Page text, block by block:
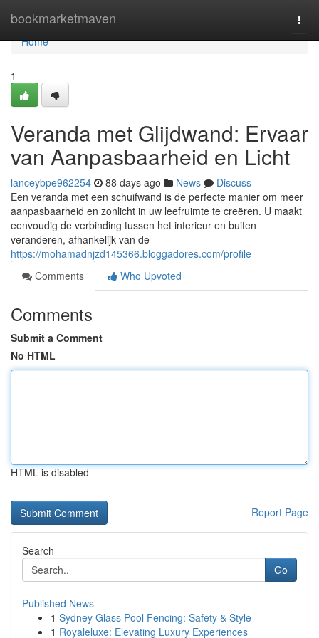
bookmarketmaven
Home
Home
1
Veranda met Glijdwand: Ervaar
van Aanpasbaarheid en Licht
lanceybpe962254 88 days ago News
Discuss
Een veranda met een schuifwand is de perfecte manier om meer
aanpasbaarheid en zonlicht in uw leefruimte te creëren. U maakt
eenvoudig de verbinding tussen het interieur en buiten
veranderen, afhankelijk van de
https://mohamadnjzd145366.bloggadores.com/profile
Comments
Who Upvoted
Comments
Submit a Comment
No HTML
HTML is disabled
Report Page
Search
Go
Published News
1 Sydney Glass Pool Fencing: Safety & Style
1 Royaleluxe: Elevating Luxury Experiences